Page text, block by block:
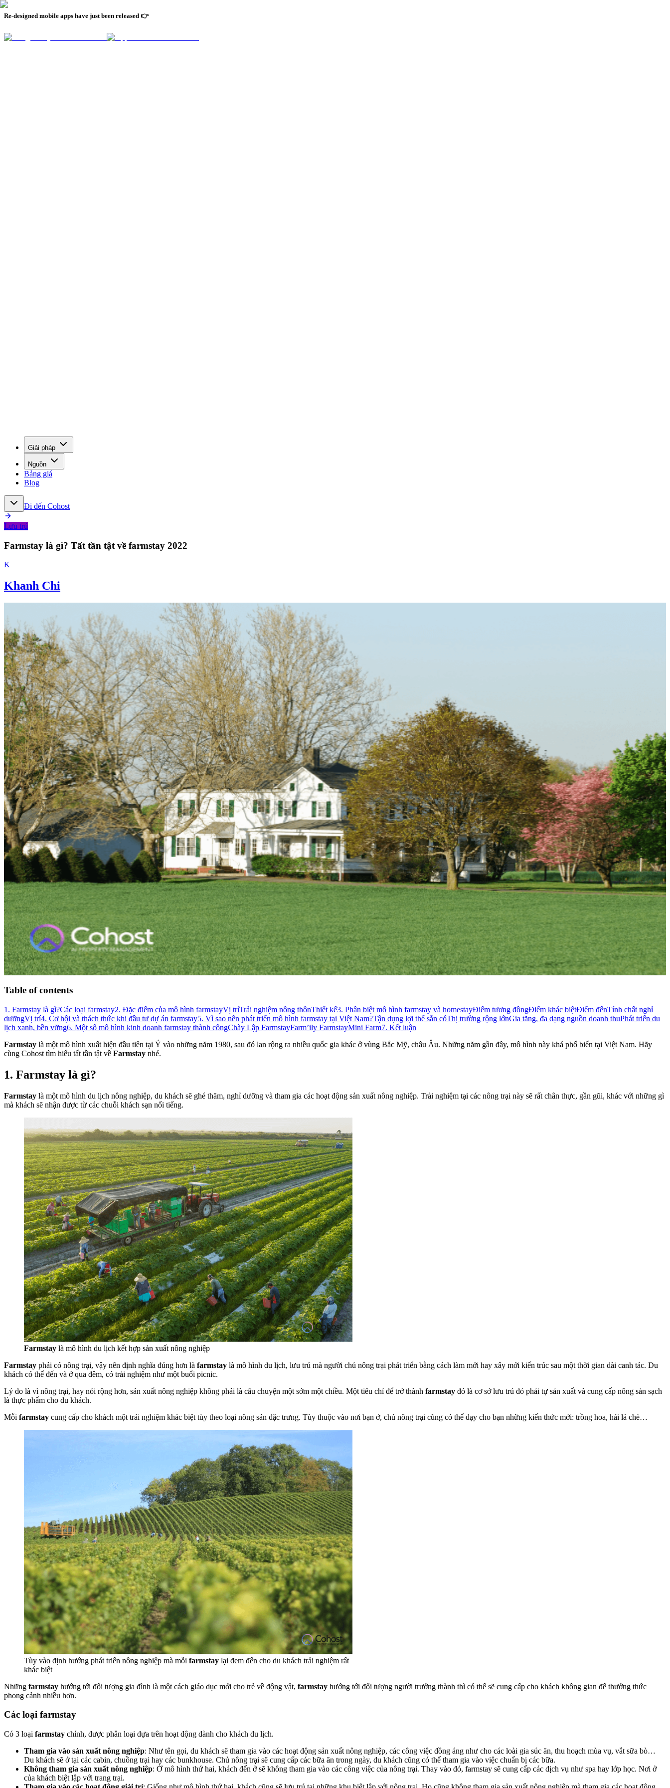
Re-designed mobile apps have just been released 👉
Giải pháp
Nguồn
Bảng giá
Blog
Đi đến Cohost
Lưu trú
Farmstay là gì? Tất tần tật về farmstay 2022
K
Khanh Chi
Table of contents
1. Farmstay là gì?Các loại farmstay2. Đặc điểm của mô hình farmstayVị tríTrải nghiệm nông thônThiết kế3. Phân biệt mô hình farmstay và homestayĐiểm tương đồngĐiểm khác biệtĐiểm đếnTính chất nghỉ
dưỡngVị trí4. Cơ hội và thách thức khi đầu tư dự án farmstay5. Vì sao nên phát triển mô hình farmstay tại Việt Nam?Tận dụng lợi thế sẵn cóThị trường rộng lớnGia tăng, đa dạng nguồn doanh thuPhát triển du
lịch xanh, bền vững6. Một số mô hình kinh doanh farmstay thành côngChày Lập FarmstayFarm’ily FarmstayMini Farm7. Kết luận
Farmstay là một mô hình xuất hiện đầu tiên tại Ý vào những năm 1980, sau đó lan rộng ra nhiều quốc gia khác ở vùng Bắc Mỹ, châu Âu. Những năm gần đây, mô hình này khá phổ biến tại Việt Nam. Hãy
cùng Cohost tìm hiểu tất tần tật về Farmstay nhé.
1. Farmstay là gì?
Farmstay là một mô hình du lịch nông nghiệp, du khách sẽ ghé thăm, nghỉ dưỡng và tham gia các hoạt động sản xuất nông nghiệp. Trải nghiệm tại các nông trại này sẽ rất chân thực, gần gũi, khác với những gì
mà khách sẽ nhận được từ các chuỗi khách sạn nổi tiếng.
Farmstay là mô hình du lịch kết hợp sản xuất nông nghiệp
Farmstay phải có nông trại, vậy nên định nghĩa đúng hơn là farmstay là mô hình du lịch, lưu trú mà người chủ nông trại phát triển bằng cách làm mới hay xây mới kiến trúc sau một thời gian dài canh tác. Du
khách có thể đến và ở qua đêm, có trải nghiệm như một buổi picnic.
Lý do là vì nông trại, hay nói rộng hơn, sản xuất nông nghiệp không phải là câu chuyện một sớm một chiều. Một tiêu chí để trở thành farmstay đó là cơ sở lưu trú đó phải tự sản xuất và cung cấp nông sản sạch
là thực phẩm cho du khách.
Mỗi farmstay cung cấp cho khách một trải nghiệm khác biệt tùy theo loại nông sản đặc trưng. Tùy thuộc vào nơi bạn ở, chủ nông trại cũng có thể dạy cho bạn những kiến thức mới: trồng hoa, hái lá chè…
Tùy vào định hướng phát triển nông nghiệp mà mỗi farmstay lại đem đến cho du khách trải nghiệm rất
khác biệt
Những farmstay hướng tới đối tượng gia đình là một cách giáo dục mới cho trẻ về động vật, farmstay hướng tới đối tượng người trưởng thành thì có thể sẽ cung cấp cho khách không gian để thưởng thức
phong cảnh nhiều hơn.
Các loại farmstay
Có 3 loại farmstay chính, được phân loại dựa trên hoạt động dành cho khách du lịch.
Tham gia vào sản xuất nông nghiệp: Như tên gọi, du khách sẽ tham gia vào các hoạt động sản xuất nông nghiệp, các công việc đồng áng như cho các loài gia súc ăn, thu hoạch mùa vụ, vắt sữa bò…
Du khách sẽ ở tại các cabin, chuồng trại hay các bunkhouse. Chủ nông trại sẽ cung cấp các bữa ăn trong ngày, du khách cũng có thể tham gia vào việc chuẩn bị các bữa.
Không tham gia sản xuất nông nghiệp: Ở mô hình thứ hai, khách đến ở sẽ không tham gia vào các công việc của nông trại. Thay vào đó, farmstay sẽ cung cấp các dịch vụ như spa hay lớp học. Nơi ở
của khách biệt lập với trang trại.